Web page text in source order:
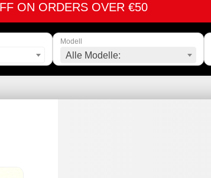
ON ORDERS OVER €50
Modell
Alle Modelle: